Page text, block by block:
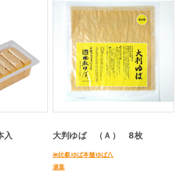
入 大判ゆば （Ａ） 8枚
㈱比叡ゆば本舗ゆば八
湯葉